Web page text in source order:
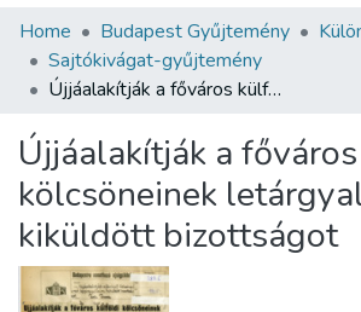
Communities & Collections
All of DSpace
Statistics
About us
Home Budapest Gyűjtemény
Sajtókivágat-gyűjtemény
Újjáalakítják a főváros külföldi kölcsöneinek letárgyalására kiküldött bizottságot
Újjáalakítják a
kölcsöneinek
kiküldött bizottságot